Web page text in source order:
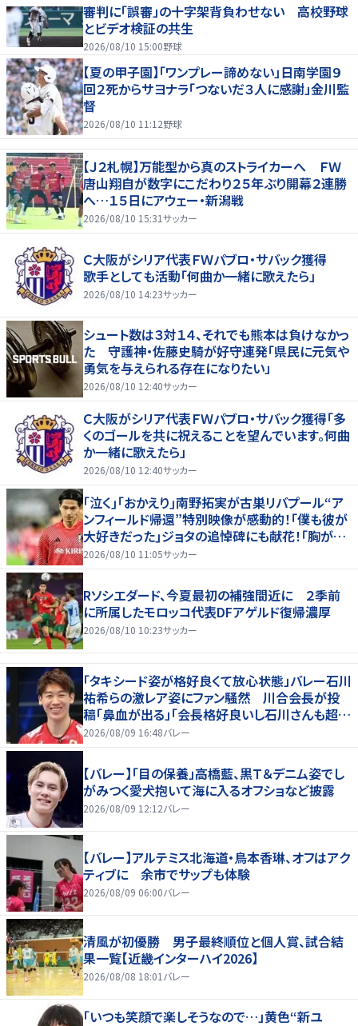
審判に「誤審」の十字架背負わせない 高校野球
とビデオ検証の共生
2026/08/10 15:00野球
【夏の甲子園】「ワンプレー諦めない」日南学園９
回２死からサヨナラ「つないだ３人に感謝」金川監
督
2026/08/10 11:12野球
【Ｊ２札幌】万能型から真のストライカーへ ＦＷ
唐山翔自が数字にこだわり２５年ぶり開幕２連勝
へ…１５日にアウェー・新潟戦
2026/08/10 15:31サッカー
Ｃ大阪がシリア代表ＦＷパブロ・サバック獲得
歌手としても活動「何曲か一緒に歌えたら」
2026/08/10 14:23サッカー
シュート数は３対１４、それでも熊本は負けなかっ
た 守護神・佐藤史騎が好守連発「県民に元気や
勇気を与えられる存在になりたい」
2026/08/10 12:40サッカー
Ｃ大阪がシリア代表ＦＷパブロ・サバック獲得「多
くのゴールを共に祝えることを望んでいます。何曲
か一緒に歌えたら」
2026/08/10 12:40サッカー
｢泣く｣｢おかえり｣南野拓実が古巣リバプール“ア
ンフィールド帰還”特別映像が感動的！｢僕も彼が
大好きだった｣ジョタの追悼碑にも献花！｢胸が熱
くなります…｣
2026/08/10 11:05サッカー
Rソシエダード、今夏最初の補強間近に ２季前
に所属したモロッコ代表DFアゲルド復帰濃厚
2026/08/10 10:23サッカー
「タキシード姿が格好良くて放心状態」バレー石川
祐希らの激レア姿にファン騒然 川合会長が投
稿「鼻血が出る」「会長格好良いし石川さんも超格
好いい」
2026/08/09 16:48バレー
【バレー】「目の保養」高橋藍、黒Ｔ＆デニム姿でし
がみつく愛犬抱いて海に入るオフショなど披露
2026/08/09 12:12バレー
【バレー】アルテミス北海道・鳥本香琳、オフはアク
ティブに 余市でサップも体験
2026/08/09 06:00バレー
清風が初優勝 男子最終順位と個人賞、試合結
果一覧【近畿インターハイ2026】
2026/08/08 18:01 バレー
「いつも笑顔で楽しそうなので…」黄色“新ユ